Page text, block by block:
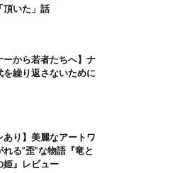
頂いた」話
ーから若者たちへ】ナ
を繰り返さないために
あり】美麗なアートワ
る”歪”な物語『竜と
姫』レビュー